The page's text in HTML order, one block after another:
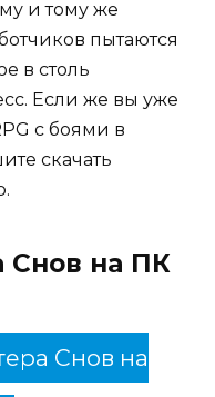
и тому же
пытаются
в столь
Если же вы уже
с боями в
скачать
Снов на ПК
Снов на